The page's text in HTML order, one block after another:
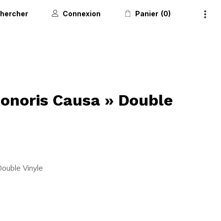
Connexion Panier 0
Causa » Double
Vinyle